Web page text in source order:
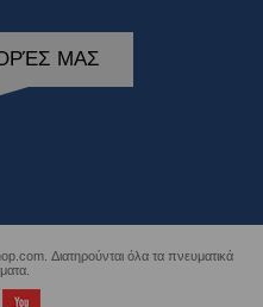
ΜΑΣ
Διατηρούνται όλα τα πνευματικά